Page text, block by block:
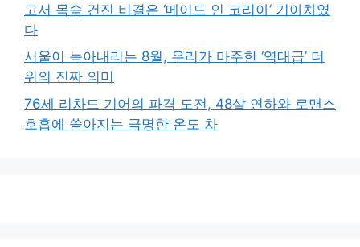
고서 목숨 건진 비결은 ‘메이드 인 코리아’ 기아차였
다
서울이 녹아내리는 8월, 우리가 마주한 ‘역대급’ 더
위의 진짜 의미
76세 리차드 기어의 파격 도전, 48살 연하와 로맨스
호흡에 쏟아지는 극명한 온도 차